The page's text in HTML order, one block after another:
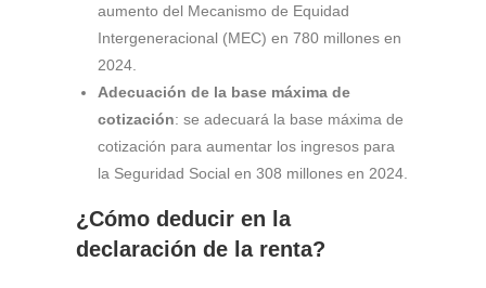
aumento del Mecanismo de Equidad
Intergeneracional (MEC) en 780 millones en
2024.
Adecuación de la base máxima de
cotización: se adecuará la base máxima de
cotización para aumentar los ingresos para
la Seguridad Social en 308 millones en 2024.
¿Cómo deducir en la
declaración de la renta?